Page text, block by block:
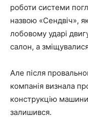
роботи системи
назвою «Сендвіч»,
лобовому ударі
салон, а
Але після
компанія визнала
конструкцію
залишився.